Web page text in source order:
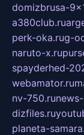
domizbrusa-
a380club.ru
perk-oka.rug-
naruto-x.ru
spayderhed-
webamator.ru
nv-750.ru
dizfiles.ru
planeta-